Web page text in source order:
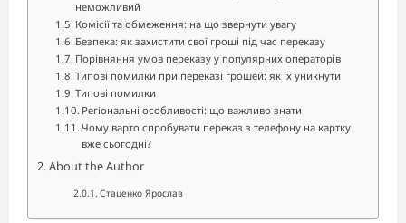
неможливий
Комісії та обмеження: на що звернути увагу
Безпека: як захистити свої гроші під час переказу
Порівняння умов переказу у популярних операторів
Типові помилки при переказі грошей: як їх уникнути
Типові помилки
Регіональні особливості: що важливо знати
Чому варто спробувати переказ з телефону на картку
вже сьогодні?
About the Author
Стаценко Ярослав